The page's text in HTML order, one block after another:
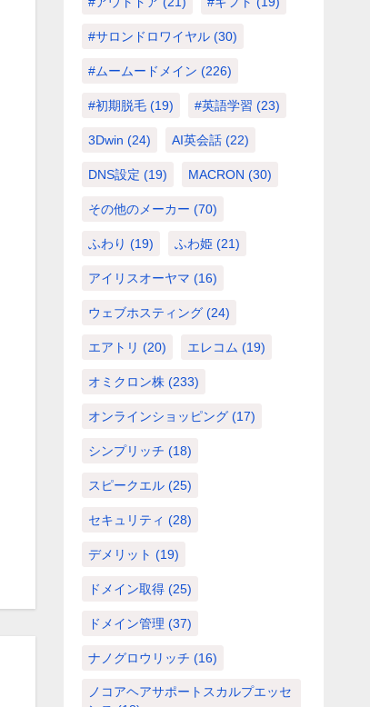
#サロンドロワイヤル(30)
#ムームードメイン (226)
#初期脱毛(19) #英語学習 (23)
3Dwin (24) AI英会話(22)
DNS設定 (19) MACRON (30)
その他のメーカー (70)
ふわり (19) ふわ姫(21)
アイリスオーヤマ (16)
ウェブホスティング(24)
エアトリ (20) エレコム (19)
オミクロン株(233)
オンラインショッピング(17)
シンプリッチ (18)
スピークエル(25)
セキュリティ (28)
デメリット (19)
ドメイン取得(25)
ドメイン管理 (37)
ナノグロウリッチ (16)
ノコアヘアサポートスカルプエッセ